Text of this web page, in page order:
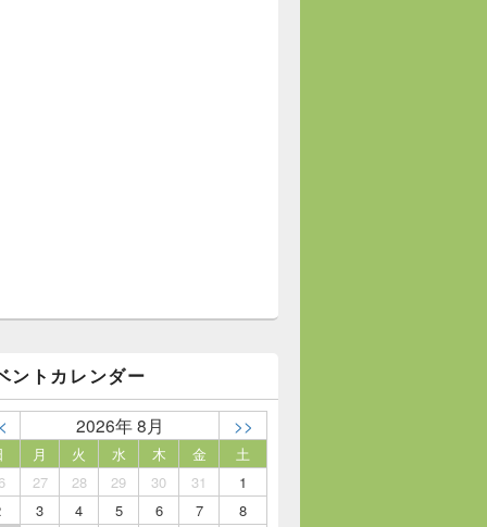
ントカレンダー
2026年 8月 >>
月 火 水 木 金
土
27 28 29 30 31
1
3 4 5 6 7
8